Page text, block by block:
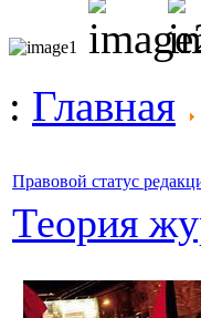
: Главная
Правовой статус
Теория